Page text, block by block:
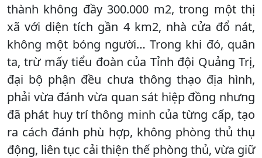
thành không đầy 300.000 m2, trong một thị
xã với diện tích gần 4 km2, nhà cửa đổ nát,
không một bóng người… Trong khi đó, quân
ta, trừ mấy tiểu đoàn của Tỉnh đội Quảng Trị,
đại bộ phận đều chưa thông thạo địa hình,
phải vừa đánh vừa quan sát hiệp đồng nhưng
đã phát huy trí thông minh của từng cấp, tạo
ra cách đánh phù hợp, không phòng thủ thụ
động, liên tục cải thiện thế phòng thủ, vừa giữ